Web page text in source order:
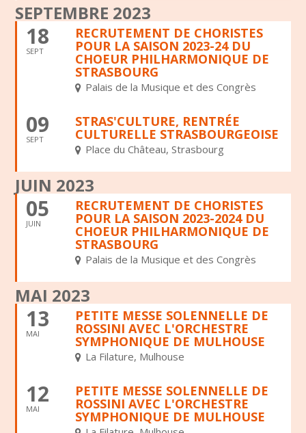
SEPTEMBRE 2023
18
SEPT
RECRUTEMENT DE CHORISTES
POUR LA SAISON 2023-24 DU
CHOEUR PHILHARMONIQUE DE
STRASBOURG
Palais de la Musique et des Congrès
09
SEPT
STRAS'CULTURE, RENTRÉE
CULTURELLE STRASBOURGEOISE
Place du Château, Strasbourg
JUIN 2023
05
JUIN
RECRUTEMENT DE CHORISTES
POUR LA SAISON 2023-2024 DU
CHOEUR PHILHARMONIQUE DE
STRASBOURG
Palais de la Musique et des Congrès
MAI 2023
13
MAI
PETITE MESSE SOLENNELLE DE
ROSSINI AVEC L'ORCHESTRE
SYMPHONIQUE DE MULHOUSE
La Filature, Mulhouse
12
MAI
PETITE MESSE SOLENNELLE DE
ROSSINI AVEC L'ORCHESTRE
SYMPHONIQUE DE MULHOUSE